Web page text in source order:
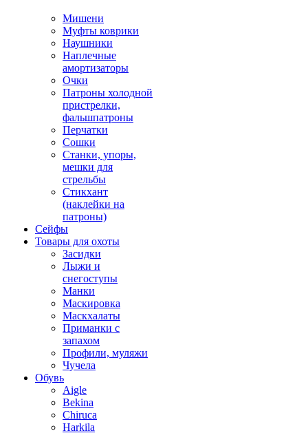
Мишени
Муфты коврики
Наушники
Наплечные
амортизаторы
Очки
Патроны холодной
пристрелки,
фальшпатроны
Перчатки
Сошки
Станки, упоры,
мешки для
стрельбы
Стикхант
(наклейки на
патроны)
Сейфы
Товары для охоты
Засидки
Лыжи и
снегоступы
Манки
Маскировка
Маскхалаты
Приманки с
запахом
Профили, муляжи
Чучела
Обувь
Aigle
Bekina
Chiruсa
Harkila